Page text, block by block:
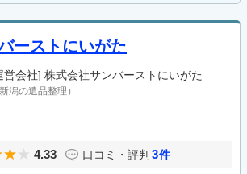
ーストにいがた
営会社] 株式会社サンバーストにいがた
新潟の遺品整理）
4.33 口コミ・評判 3件